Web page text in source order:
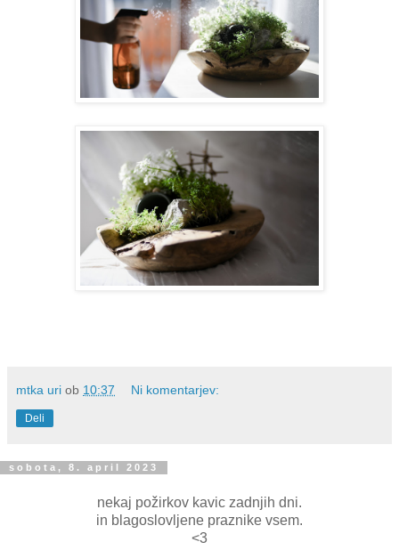
mtka uri ob 10:37 Ni komentarjev:
Deli
sobota, 8. april 2023
nekaj požirkov kavic zadnjih dni.
in blagoslovljene praznike vsem.
<3